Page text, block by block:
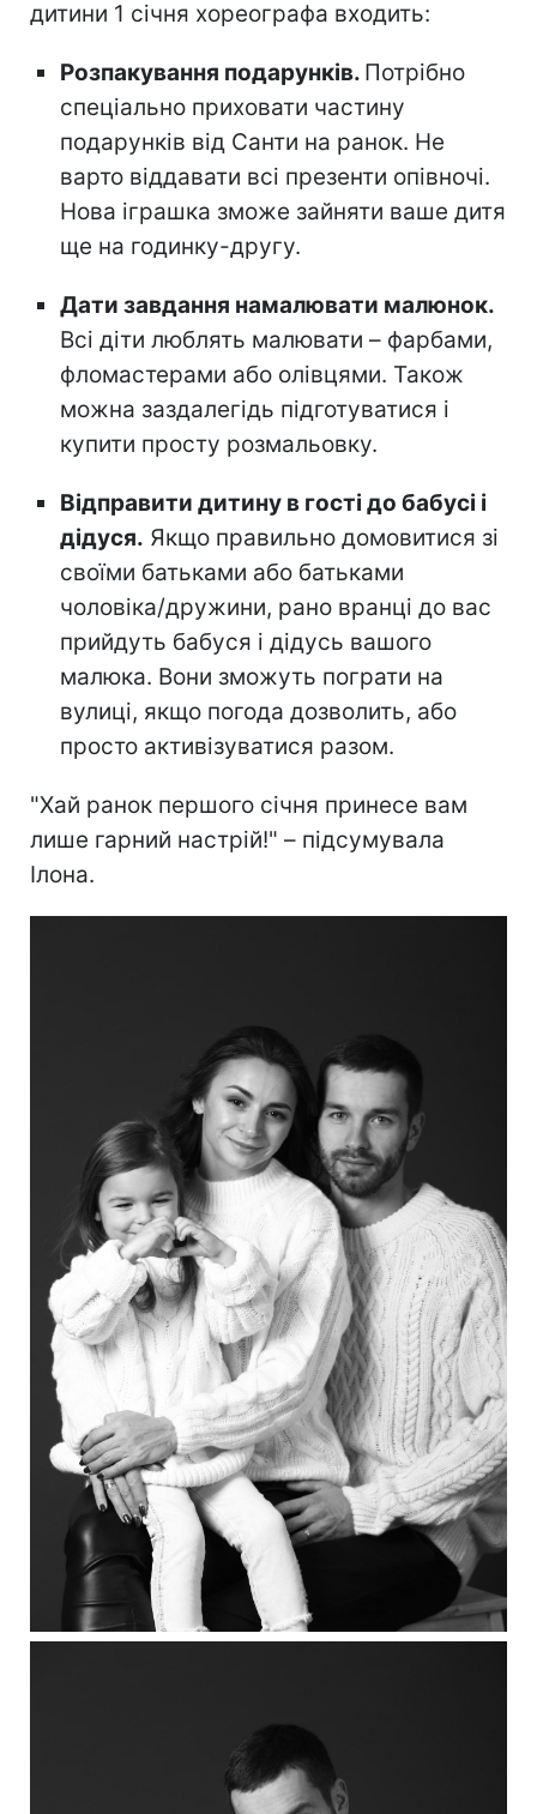
дитини 1 січня хореографа входить:
Розпакування подарунків. Потрібно
спеціально приховати частину
подарунків від Санти на ранок. Не
варто віддавати всі презенти опівночі.
Нова іграшка зможе зайняти ваше дитя
ще на годинку-другу.
Дати завдання намалювати малюнок.
Всі діти люблять малювати – фарбами,
фломастерами або олівцями. Також
можна заздалегідь підготуватися і
купити просту розмальовку.
Відправити дитину в гості до бабусі і
дідуся. Якщо правильно домовитися зі
своїми батьками або батьками
чоловіка/дружини, рано вранці до вас
прийдуть бабуся і дідусь вашого
малюка. Вони зможуть пограти на
вулиці, якщо погода дозволить, або
просто активізуватися разом.
"Хай ранок першого січня принесе вам
лише гарний настрій!" – підсумувала
Ілона.